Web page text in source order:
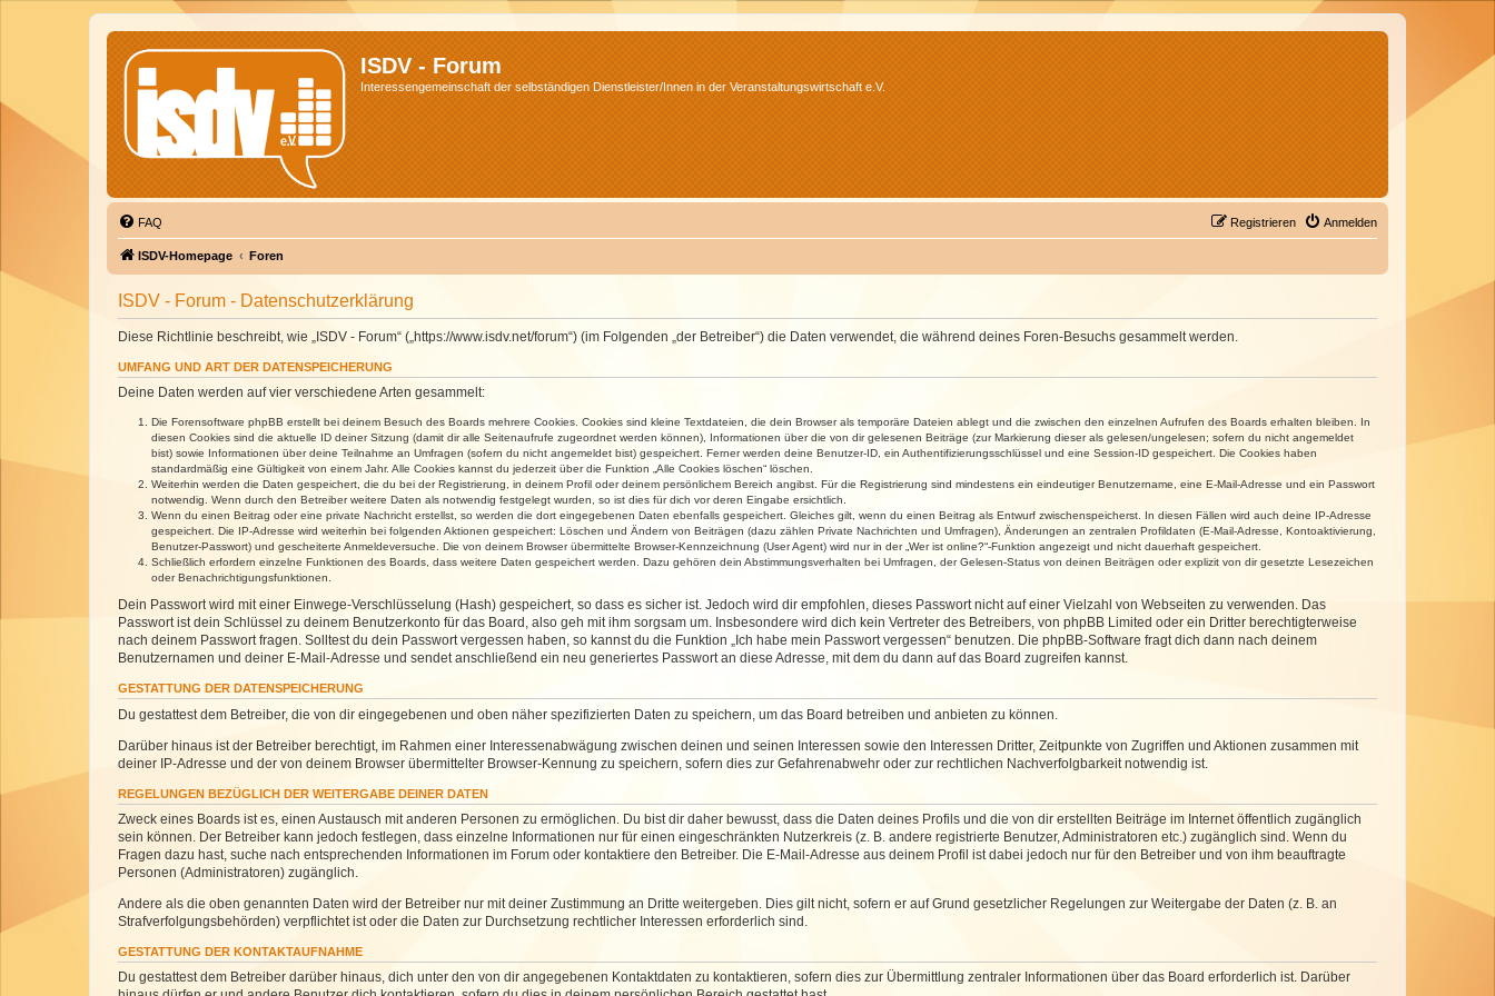
ISDV - Forum
Interessengemeinschaft der selbständigen Dienstleister/Innen in der Veranstaltungswirtschaft e.V.
FAQ Anmelden
Registrieren
ISDV-Homepage Foren
ISDV - Forum - Datenschutzerklärung
Diese Richtlinie beschreibt, wie „ISDV - Forum“ („https://www.isdv.net/forum“) (im Folgenden „der Betreiber“) die Daten verwendet, die während deines Foren-Besuchs gesammelt werden.
UMFANG UND ART DER DATENSPEICHERUNG
Deine Daten werden auf vier verschiedene Arten gesammelt:
Die Forensoftware phpBB erstellt bei deinem Besuch des Boards mehrere Cookies. Cookies sind kleine Textdateien, die dein Browser als temporäre Dateien ablegt und die zwischen den einzelnen Aufrufen des Boards erhalten bleiben. In
diesen Cookies sind die aktuelle ID deiner Sitzung (damit dir alle Seitenaufrufe zugeordnet werden können), Informationen über die von dir gelesenen Beiträge (zur Markierung dieser als gelesen/ungelesen; sofern du nicht angemeldet
bist) sowie Informationen über deine Teilnahme an Umfragen (sofern du nicht angemeldet bist) gespeichert. Ferner werden deine Benutzer-ID, ein Authentifizierungsschlüssel und eine Session-ID gespeichert. Die Cookies haben
standardmäßig eine Gültigkeit von einem Jahr. Alle Cookies kannst du jederzeit über die Funktion „Alle Cookies löschen“ löschen.
Weiterhin werden die Daten gespeichert, die du bei der Registrierung, in deinem Profil oder deinem persönlichem Bereich angibst. Für die Registrierung sind mindestens ein eindeutiger Benutzername, eine E-Mail-Adresse und ein Passwort
notwendig. Wenn durch den Betreiber weitere Daten als notwendig festgelegt wurden, so ist dies für dich vor deren Eingabe ersichtlich.
Wenn du einen Beitrag oder eine private Nachricht erstellst, so werden die dort eingegebenen Daten ebenfalls gespeichert. Gleiches gilt, wenn du einen Beitrag als Entwurf zwischenspeicherst. In diesen Fällen wird auch deine IP-Adresse
gespeichert. Die IP-Adresse wird weiterhin bei folgenden Aktionen gespeichert: Löschen und Ändern von Beiträgen (dazu zählen Private Nachrichten und Umfragen), Änderungen an zentralen Profildaten (E-Mail-Adresse, Kontoaktivierung,
Benutzer-Passwort) und gescheiterte Anmeldeversuche. Die von deinem Browser übermittelte Browser-Kennzeichnung (User Agent) wird nur in der „Wer ist online?“-Funktion angezeigt und nicht dauerhaft gespeichert.
Schließlich erfordern einzelne Funktionen des Boards, dass weitere Daten gespeichert werden. Dazu gehören dein Abstimmungsverhalten bei Umfragen, der Gelesen-Status von deinen Beiträgen oder explizit von dir gesetzte Lesezeichen
oder Benachrichtigungsfunktionen.
Dein Passwort wird mit einer Einwege-Verschlüsselung (Hash) gespeichert, so dass es sicher ist. Jedoch wird dir empfohlen, dieses Passwort nicht auf einer Vielzahl von Webseiten zu verwenden. Das
Passwort ist dein Schlüssel zu deinem Benutzerkonto für das Board, also geh mit ihm sorgsam um. Insbesondere wird dich kein Vertreter des Betreibers, von phpBB Limited oder ein Dritter berechtigterweise
nach deinem Passwort fragen. Solltest du dein Passwort vergessen haben, so kannst du die Funktion „Ich habe mein Passwort vergessen“ benutzen. Die phpBB-Software fragt dich dann nach deinem
Benutzernamen und deiner E-Mail-Adresse und sendet anschließend ein neu generiertes Passwort an diese Adresse, mit dem du dann auf das Board zugreifen kannst.
GESTATTUNG DER DATENSPEICHERUNG
Du gestattest dem Betreiber, die von dir eingegebenen und oben näher spezifizierten Daten zu speichern, um das Board betreiben und anbieten zu können.
Darüber hinaus ist der Betreiber berechtigt, im Rahmen einer Interessenabwägung zwischen deinen und seinen Interessen sowie den Interessen Dritter, Zeitpunkte von Zugriffen und Aktionen zusammen mit
deiner IP-Adresse und der von deinem Browser übermittelter Browser-Kennung zu speichern, sofern dies zur Gefahrenabwehr oder zur rechtlichen Nachverfolgbarkeit notwendig ist.
REGELUNGEN BEZÜGLICH DER WEITERGABE DEINER DATEN
Zweck eines Boards ist es, einen Austausch mit anderen Personen zu ermöglichen. Du bist dir daher bewusst, dass die Daten deines Profils und die von dir erstellten Beiträge im Internet öffentlich zugänglich
sein können. Der Betreiber kann jedoch festlegen, dass einzelne Informationen nur für einen eingeschränkten Nutzerkreis (z. B. andere registrierte Benutzer, Administratoren etc.) zugänglich sind. Wenn du
Fragen dazu hast, suche nach entsprechenden Informationen im Forum oder kontaktiere den Betreiber. Die E-Mail-Adresse aus deinem Profil ist dabei jedoch nur für den Betreiber und von ihm beauftragte
Personen (Administratoren) zugänglich.
Andere als die oben genannten Daten wird der Betreiber nur mit deiner Zustimmung an Dritte weitergeben. Dies gilt nicht, sofern er auf Grund gesetzlicher Regelungen zur Weitergabe der Daten (z. B. an
Strafverfolgungsbehörden) verpflichtet ist oder die Daten zur Durchsetzung rechtlicher Interessen erforderlich sind.
GESTATTUNG DER KONTAKTAUFNAHME
Du gestattest dem Betreiber darüber hinaus, dich unter den von dir angegebenen Kontaktdaten zu kontaktieren, sofern dies zur Übermittlung zentraler Informationen über das Board erforderlich ist. Darüber